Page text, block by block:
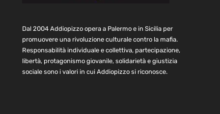
Dal 2004 Addiopizzo opera a Palermo e in Sicilia per
promuovere una rivoluzione culturale contro la mafia.
Responsabilità individuale e collettiva, partecipazione,
libertà, protagonismo giovanile, solidarietà e giustizia
sociale sono i valori in cui Addiopizzo si riconosce.